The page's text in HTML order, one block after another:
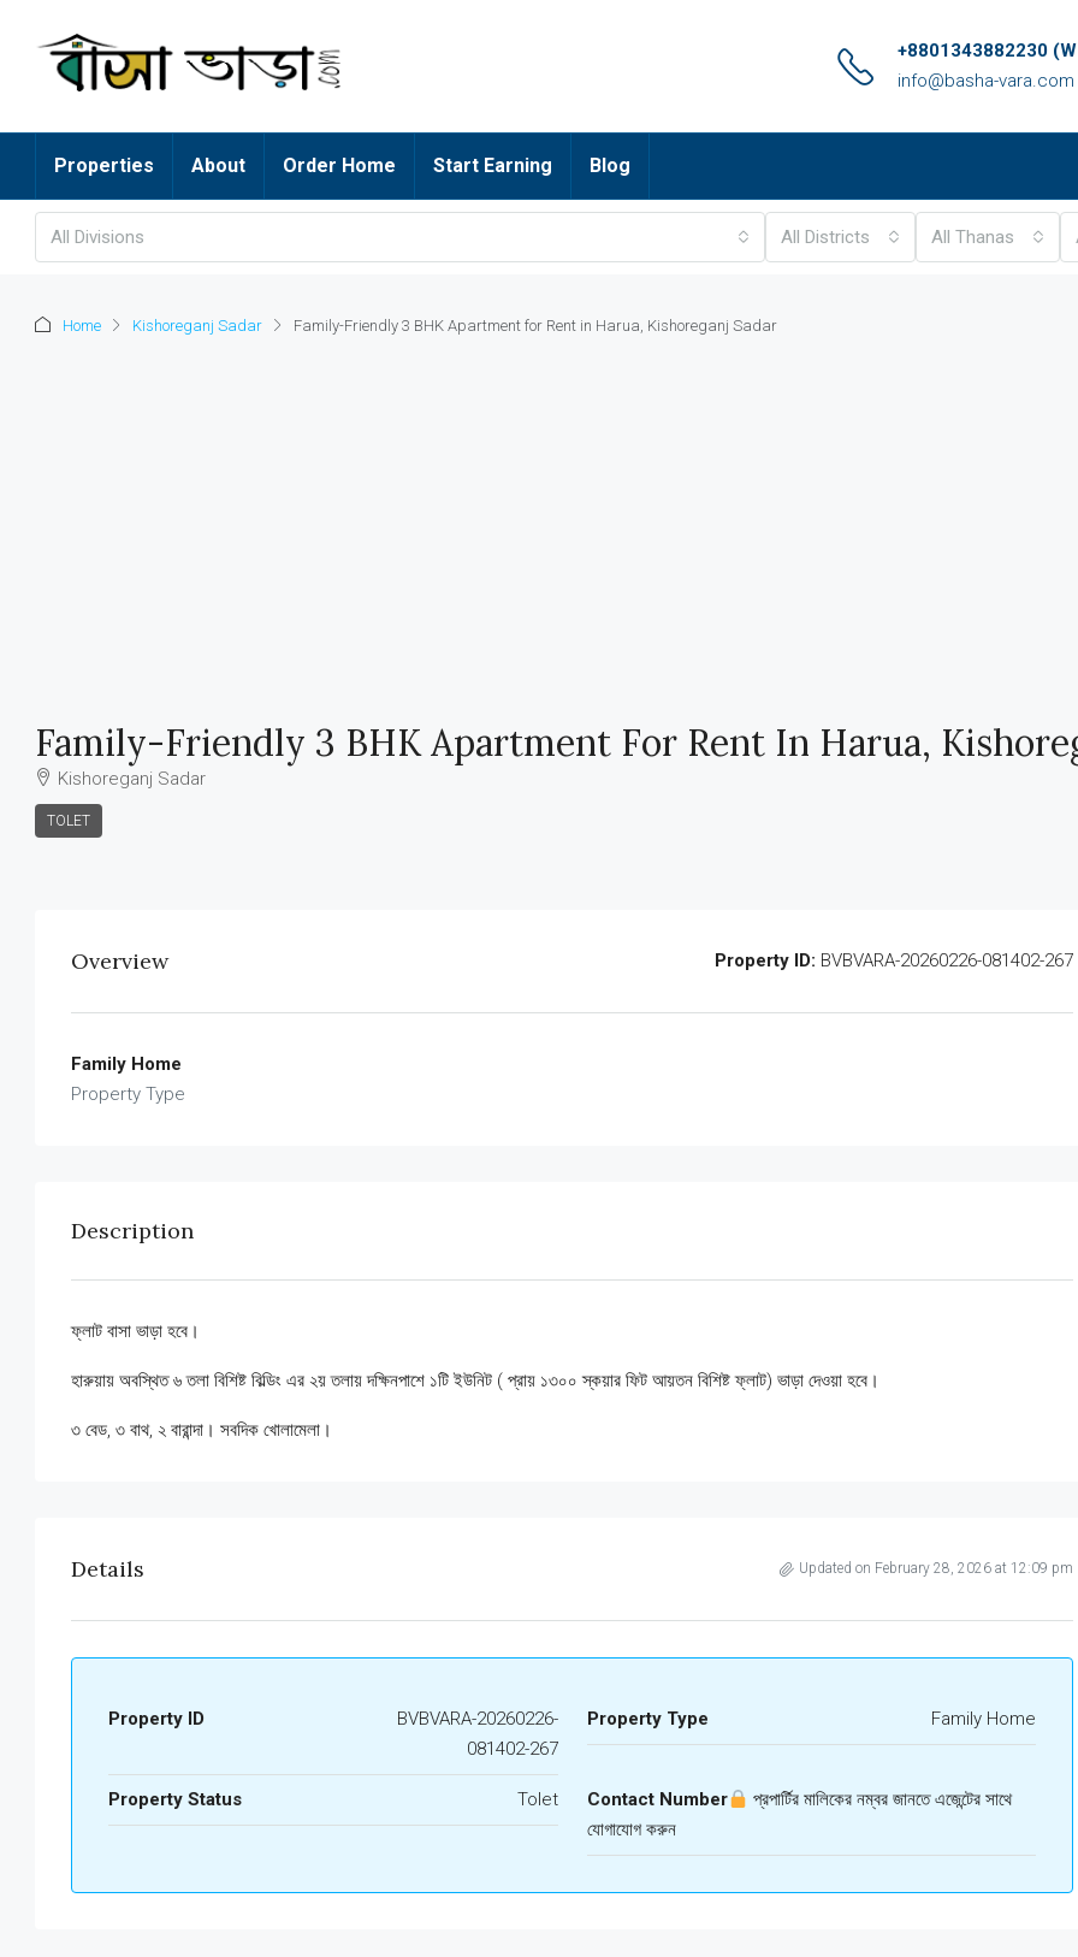
+8801343882230
info@basha-vara.com
Properties About Order Home Start Earning Blog
All Divisions All Districts All Thanas
Home Kishoreganj Sadar Family-Friendly 3 BHK Apartment for Rent in Harua, Kishoreganj Sadar
Family-Friendly 3 BHK Apartment For Rent In Harua,
Kishoreganj Sadar
TOLET
Overview Property ID: BVBVARA-20260226-081402-267
Family Home
Property Type
Description
ফ্লাট বাসা ভাড়া হবে।
হারুয়ায় অবস্থিত ৬ তলা বিশিষ্ট বিল্ডিং এর ২য় তলায় দক্ষিনপাশে ১টি ইউনিট ( প্রায় ১৩০০ স্কয়ার ফিট আয়তন বিশিষ্ট ফ্লাট) ভাড়া দেওয়া হবে।
৩ বেড, ৩ বাথ, ২ বারান্দা। সবদিক খোলামেলা।
Details Updated on February 28, 2026 at 12:09 pm
Property ID
BVBVARA-20260226-
081402-267
Property Type Family Home
Property Status Tolet Contact Number
প্রপার্টির মালিকের নম্বর জানতে এজেন্টের সাথে
যোগাযোগ করুন